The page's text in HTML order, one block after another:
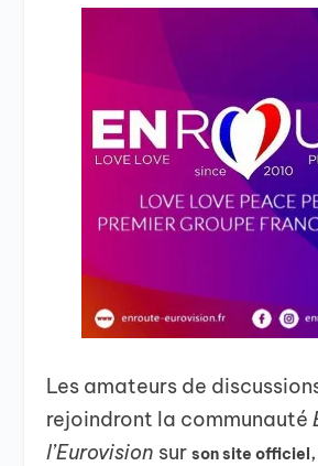
Les amateurs de
rejoindront la communauté
l’Eurovision surson site officiel